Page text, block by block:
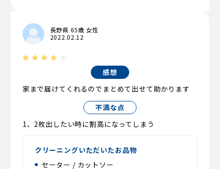
長野県 65歳 女性
2022.02.12
感想
家まで届けてくれるのでまとめて出せて助かります
不満な点
1、2枚出したい時に割高になってしまう
クリーニングいただいたお品物
セーター / カットソー